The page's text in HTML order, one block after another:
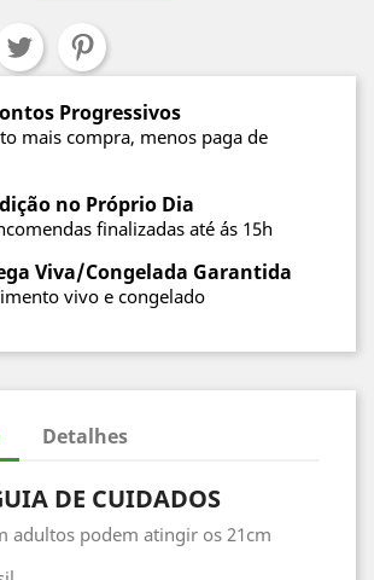
Progressivos
mais compra, menos paga de
no Próprio Dia
finalizadas até ás 15h
Viva/Congelada Garantida
vivo e congelado
Detalhes
DE CUIDADOS
adultos podem atingir os 21cm